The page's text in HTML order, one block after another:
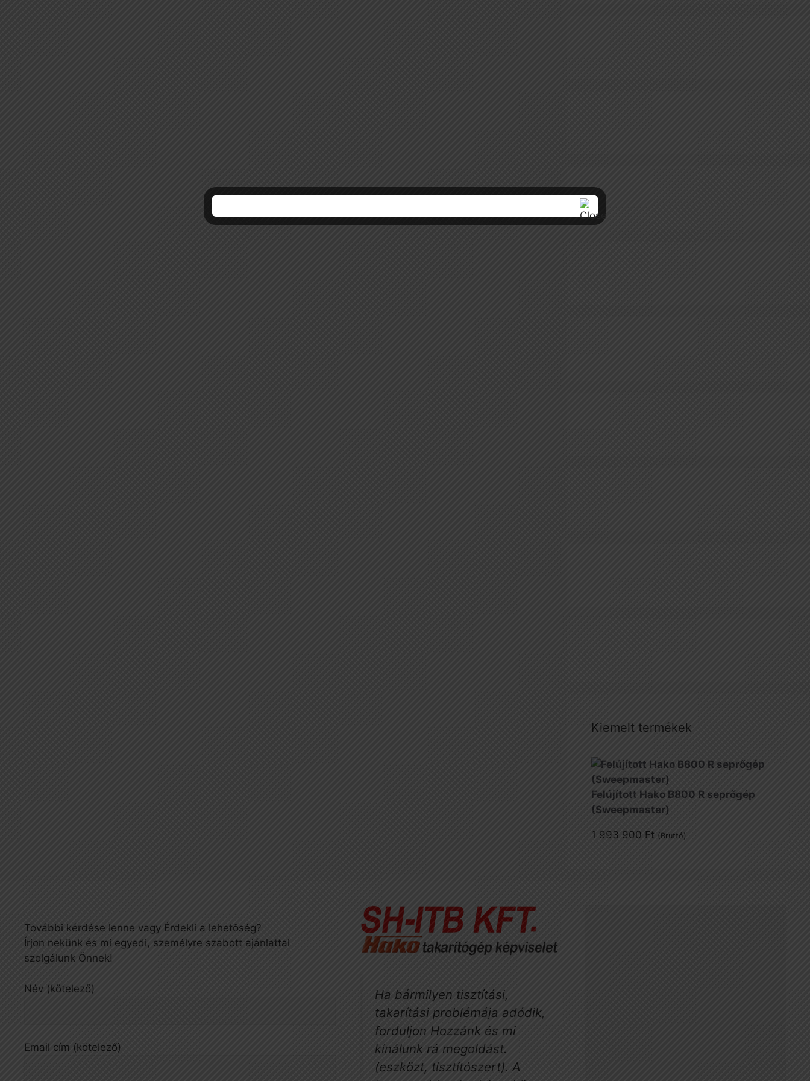
Kiemelt termékek
Felújított Hako B800 R seprőgép
(Sweepmaster)
1 993 900 Ft (Bruttó)
További kérdése lenne vagy Érdekli a lehetőség?
Írjon nekünk és mi egyedi, személyre szabott ajánlattal
szolgálunk Önnek!
Név (kötelező)
Email cím (kötelező)
Ha bármilyen tisztítási,
takarítási problémája adódik,
forduljon Hozzánk és mi
kínálunk rá megoldást.
(eszközt, tisztítószert). A